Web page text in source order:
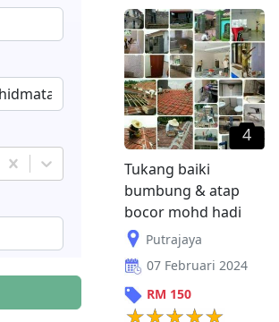
4
Tukang baiki
bumbung & atap
bocor mohd hadi
Putrajaya
07 Februari 2024
RM 150